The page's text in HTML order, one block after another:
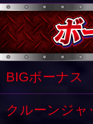
BIGボーナス
クルーンジャ